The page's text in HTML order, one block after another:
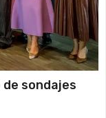
sondajes